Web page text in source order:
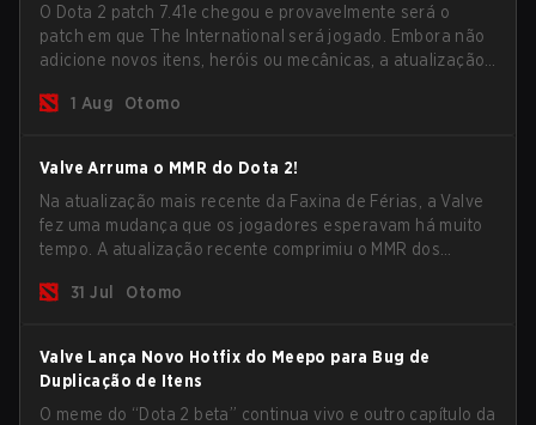
O Dota 2 patch 7.41e chegou e provavelmente será o
patch em que The International será jogado. Embora não
adicione novos itens, heróis ou mecânicas, a atualização
maiores problemas do jogo.
1 Aug Otomo
Valve Arruma o MMR do Dota 2!
Na atualização mais recente da Faxina de Férias, a Valve
fez uma mudança que os jogadores esperavam há muito
tempo. A atualização recente comprimiu o MMR dos
31 Jul
Otomo
Valve Lança Novo Hotfix do Meepo para Bug de
Duplicação de Itens
O meme do “Dota 2 beta” continua vivo e outro capítulo da